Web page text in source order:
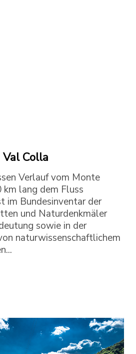
Val Colla
Verlauf vom Monte
lang dem Fluss
im Bundesinventar der
und Naturdenkmäler
sowie in der
naturwissenschaftlichem